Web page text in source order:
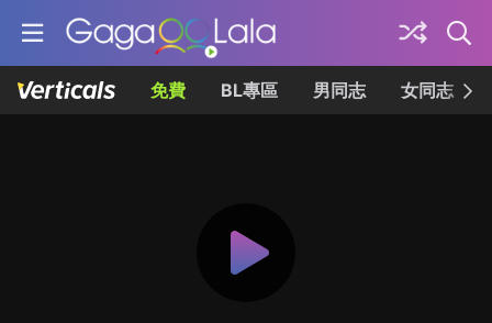
免費 BL專區 男同志 女同志